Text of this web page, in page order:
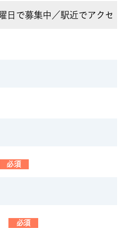
必須
必須